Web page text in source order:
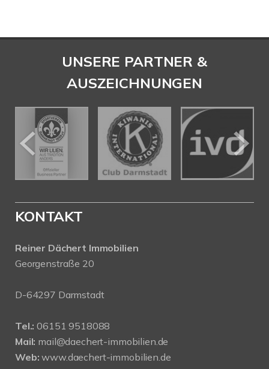
UNSERE PARTNER &
AUSZEICHNUNGEN
KONTAKT
Reiner Dächert Immobilien
Georgenstraße 20
D-64297 Darmstadt
Tel.: 06151 9518088
Mail: mail@daechert-immobilien.de
Web: www.daechert-immobilien.de